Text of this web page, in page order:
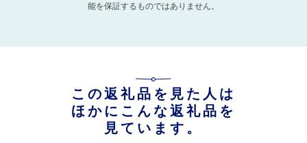
能を保証するものではありません。
この返礼品を見た人は
ほかにこんな返礼品を
見ています。